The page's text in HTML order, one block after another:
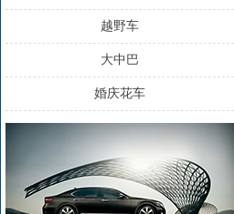
越野车
大中巴
婚庆花车